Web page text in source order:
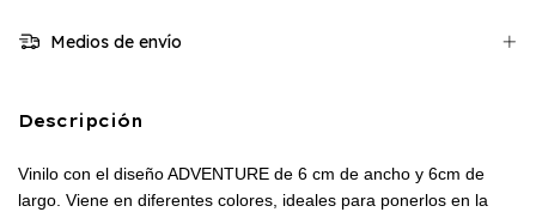
Medios de envío
Descripción
Vinilo con el diseño ADVENTURE de 6 cm de ancho y 6cm de
largo. Viene en diferentes colores, ideales para ponerlos en la